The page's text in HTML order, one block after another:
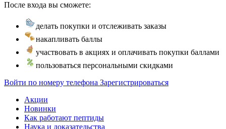
После входа вы сможете:
делать покупки и отслеживать заказы
накапливать баллы
участвовать в акциях и оплачивать покупки баллами
пользоваться персональными скидками
Войти по номеру телефона Зарегистрироваться
Акции
Новинки
Как работают пептиды
Наука и доказательства